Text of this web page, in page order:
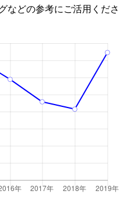
などの参考にご活用くださ